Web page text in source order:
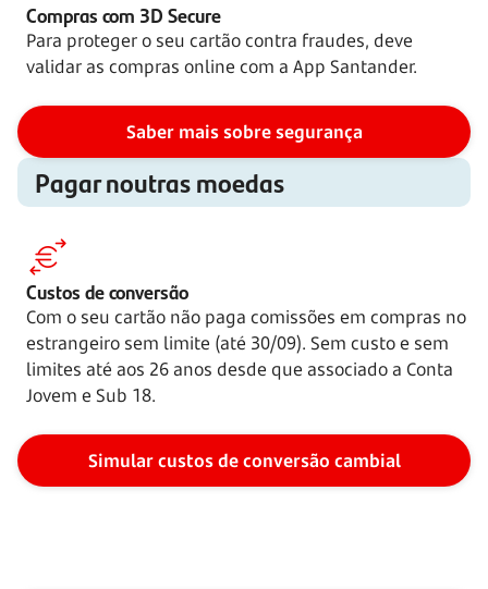
Compras com 3D Secure
Para proteger o seu cartão contra fraudes, deve
validar as compras online com a App Santander.
Saber mais sobre segurança
Pagar noutras moedas
Custos de conversão
Com o seu cartão não paga comissões em compras no
estrangeiro sem limite (até 30/09). Sem custo e sem
limites até aos 26 anos desde que associado a Conta
Jovem e Sub 18.
Simular custos de conversão cambial